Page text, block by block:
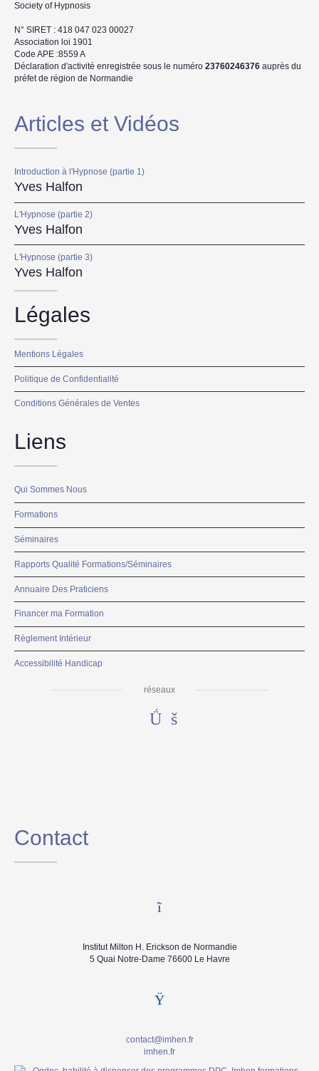
Society of Hypnosis
N° SIRET : 418 047 023 00027
Association loi 1901
Code APE :8559 A
Déclaration d'activité enregistrée sous le numéro 23760246376 auprès du
préfet de région de Normandie
Articles et Vidéos
Introduction à l'Hypnose (partie 1)
Yves Halfon
L'Hypnose (partie 2)
Yves Halfon
L'Hypnose (partie 3)
Yves Halfon
Légales
Mentions Légales
Politique de Confidentialité
Conditions Générales de Ventes
Liens
Qui Sommes Nous
Formations
Séminaires
Rapports Qualité Formations/Séminaires
Annuaire Des Praticiens
Financer ma Formation
Règlement Intérieur
Accessibilité Handicap
réseaux
Contact
Institut Milton H. Erickson de Normandie
5 Quai Notre-Dame 76600 Le Havre
contact@imhen.fr
imhen.fr